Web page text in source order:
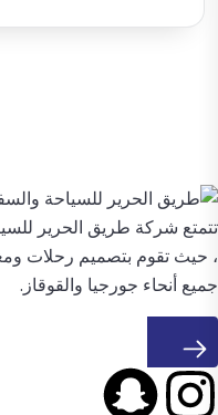
، حيث تقوم بتصميم رحلات
جميع أنحاء جورجيا والقوقاز.